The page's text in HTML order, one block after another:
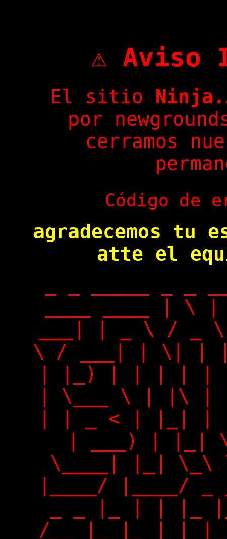
⚠️ Aviso
El sitio
por
cerramos
Código de
agradecemos tu
atte el
____ ____ |
___| | _ \ /
\ / ___| | \|
| |_) | | | |
| \___ \ | |\ |
| | _ < | |_|
| ___) | |_|
\____| |_| \_\
|____/ |____/ _
/__ |_ |_ | |